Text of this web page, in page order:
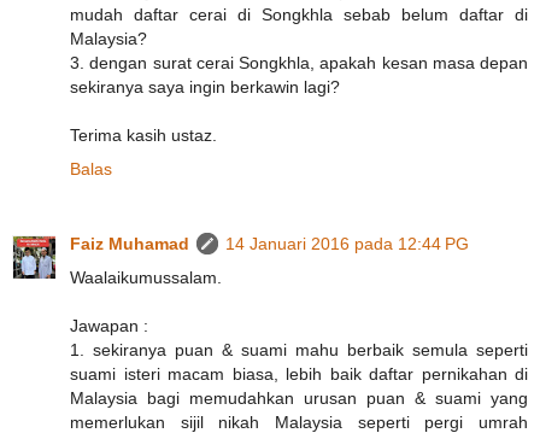
mudah daftar cerai di Songkhla sebab belum daftar di
Malaysia?
3. dengan surat cerai Songkhla, apakah kesan masa depan
sekiranya saya ingin berkawin lagi?
Terima kasih ustaz.
Balas
Faiz Muhamad
14 Januari 2016 pada 12:44 PG
Waalaikumussalam.
Jawapan :
1. sekiranya puan & suami mahu berbaik semula seperti
suami isteri macam biasa, lebih baik daftar pernikahan di
Malaysia bagi memudahkan urusan puan & suami yang
memerlukan sijil nikah Malaysia seperti pergi umrah